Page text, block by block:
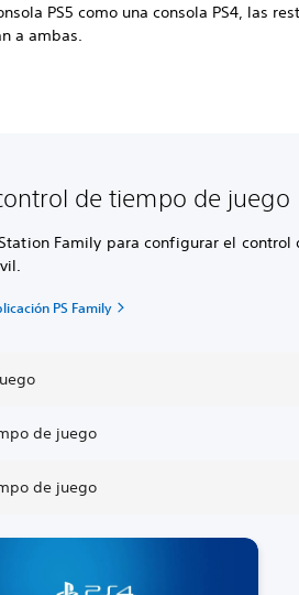
PS5 como una consola PS4, las
a ambas.
de tiempo de juego
Family para configurar el
PS Family
de juego
de juego